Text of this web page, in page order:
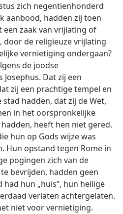
zich negentienhonderd
aanbood, hadden zij toen
een zaak van vrijlating of
door de religieuze vrijlating
vernietiging ondergaan?
de joodse
Josephus. Dat zij een
zij een prachtige tempel en
hadden, dat zij de Wet,
in het oorspronkelijke
heeft hen niet gered.
hun op Gods wijze was
Hun opstand tegen Rome in
pogingen zich van de
bevrijden, hadden geen
hun „huis”, hun heilige
verlaten achtergelaten.
niet voor vernietiging.